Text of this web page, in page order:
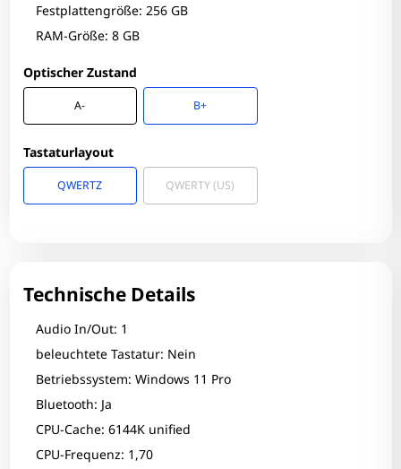
Festplattengröße: 256 GB
RAM-Größe: 8 GB
Optischer Zustand
A- B+
Tastaturlayout
QWERTZ QWERTY (US)
Technische Details
Audio In/Out: 1
beleuchtete Tastatur: Nein
Betriebssystem: Windows 11 Pro
Bluetooth: Ja
CPU-Cache: 6144K unified
CPU-Frequenz: 1,70